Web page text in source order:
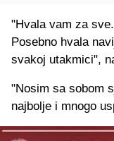
"Hvala vam za
Posebno hvala
svakoj utakmici",
"Nosim sa sobom
najbolje i mnogo